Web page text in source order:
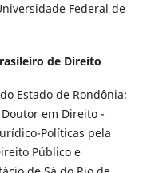
Federal de
de Direito
Estado de Rondônia;
Doutor em Direito -
Políticas pela
Público e